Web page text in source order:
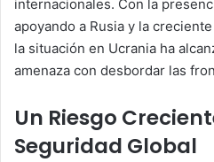
internacionales. Con la
apoyando a Rusia y la
la situación en Ucrania ha
amenaza con desbordar las
Un Riesgo
Seguridad Global